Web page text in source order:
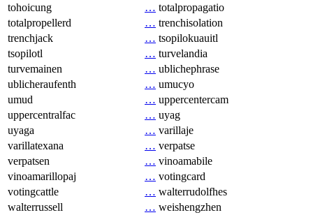
tohoicung
… totalpropagatio
totalpropellerd
… trenchisolation
trenchjack
… tsopilokuauitl
tsopilotl
… turvelandia
turvemainen
… ublichephrase
ublicheraufenth
… umucyo
umud
… uppercentercam
uppercentralfac
… uyag
uyaga
… varillaje
varillatexana
… verpatse
verpatsen
… vinoamabile
vinoamarillopaj
… votingcard
votingcattle
… walterrudolfhes
walterrussell
… weishengzhen